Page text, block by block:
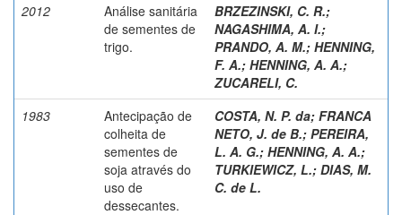
2012
Análise sanitária
de sementes de
trigo.
BRZEZINSKI, C. R.;
NAGASHIMA, A. I.;
PRANDO, A. M.; HENNING,
F. A.; HENNING, A. A.;
ZUCARELI, C.
1983
Antecipação de
colheita de
sementes de
soja através do
uso de
dessecantes.
COSTA, N. P. da; FRANCA
NETO, J. de B.; PEREIRA,
L. A. G.; HENNING, A. A.;
TURKIEWICZ, L.; DIAS, M.
C. de L.